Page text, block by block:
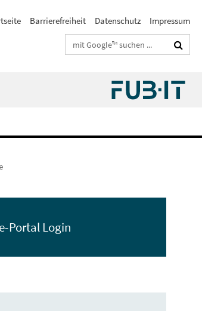
Barrierefreiheit Datenschutz
Impressum
Suchbegriffe
Portal Login